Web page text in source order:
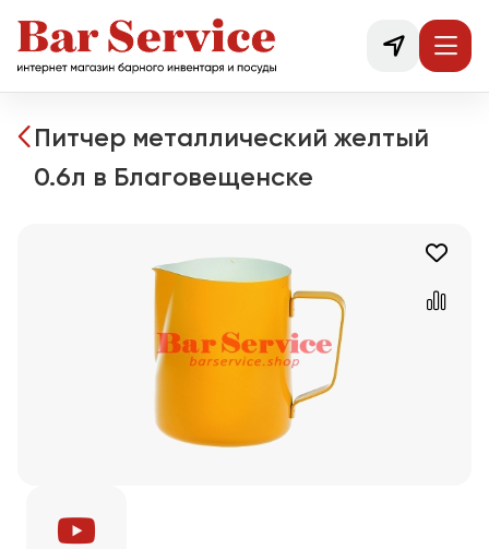
Питчер металлический желтый
0.6л в Благовещенске